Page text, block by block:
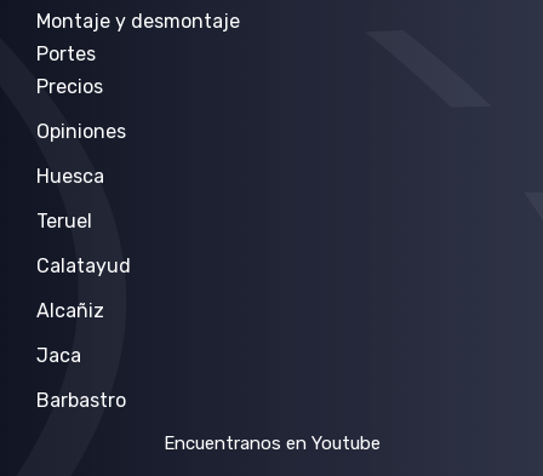
Montaje y desmontaje
Portes
Precios
Opiniones
Huesca
Teruel
Calatayud
Alcañiz
Jaca
Barbastro
Encuentranos en Youtube